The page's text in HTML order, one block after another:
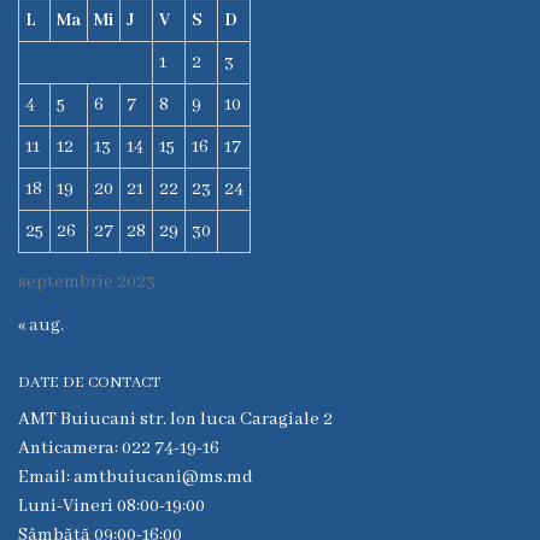
instituției
CNAM
Achiziții
Servicii
și
tarife
septembrie 2023
L Ma Mi J V S
D
1
2
3
4
5 6 7 8 9
10
11
12 13 14 15 16
17
18
19 20 21 22 23
24
25
26 27 28 29 30
« aug.
DATE DE CONTACT
AMT Buiucani str. Ion luca Caragiale 2
Anticamera: 022 74-19-16
Email: amtbuiucani@ms.md
Luni-Vineri 08:00-19:00
Sâmbătă 09:00-16:00